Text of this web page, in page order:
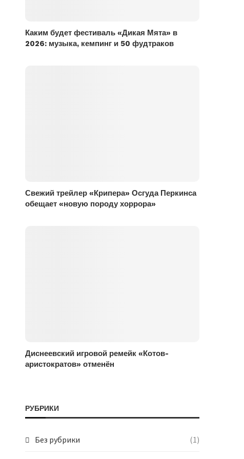
Каким будет фестиваль «Дикая Мята» в
2026: музыка, кемпинг и 50 фудтраков
Свежий трейлер «Крипера» Осгуда Перкинса
обещает «новую породу хоррора»
Диснеевский игровой ремейк «Котов-
аристократов» отменён
РУБРИКИ
Без рубрики (1)